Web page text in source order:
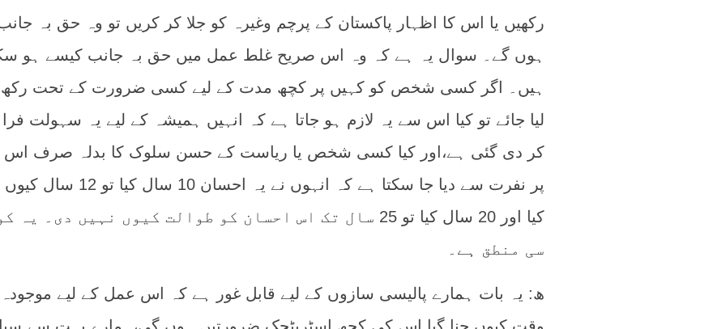
رکھیں یا اس کا اظہار پاکستان کے پرچم وغیرہ کو جلا کر کریں تو وہ حق بہ
ہوں گے۔ سوال یہ ہے کہ وہ اس صریح غلط عمل میں حق بہ جانب کیسے ہو
ہیں۔ اگر کسی شخص کو کہیں پر کچھ مدت کے لیے کسی ضرورت کے تحت رکھ
لیا جائے تو کیا اس سے یہ لازم ہو جاتا ہے کہ انہیں ہمیشہ کے لیے یہ سہولت
کر دی گئی ہے،اور کیا کسی شخص یا ریاست کے حسن سلوک کا بدلہ صرف اس
پر نفرت سے دیا جا سکتا ہے کہ انہوں نے یہ احسان 10
کیا اور 20 سال کیا تو 25 سال تک اس احسان کو طوالت کیوں نہیں دی۔ یہ
سی منطق ہے۔
ھ: یہ بات ہمارے پالیسی سازوں کے لیے قابل غور ہے کہ اس عمل کے لیے موجودہ